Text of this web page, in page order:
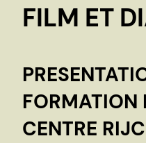
FILM ET
FORMATION
CENTRE